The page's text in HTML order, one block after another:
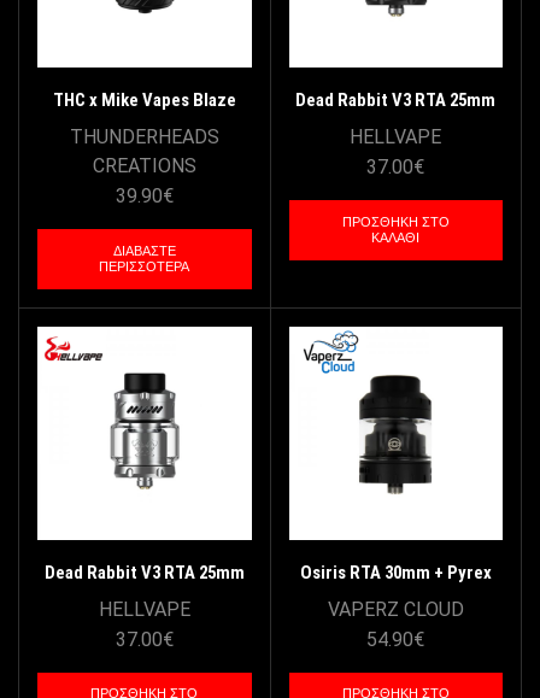
THC x Mike Vapes Blaze
Max RTA 28mm 7ml – Matt
Black
THUNDERHEADS
CREATIONS
39.90€
ΔΙΑΒΆΣΤΕ
ΠΕΡΙΣΣΌΤΕΡΑ
Dead Rabbit V3 RTA 25mm
by Hellvape – Black
HELLVAPE
37.00€
ΠΡΟΣΘΉΚΗ ΣΤΟ
ΚΑΛΆΘΙ
Dead Rabbit V3 RTA 25mm
by Hellvape – Stainless
Steel
HELLVAPE
37.00€
ΠΡΟΣΘΉΚΗ ΣΤΟ
Osiris RTA 30mm + Pyrex
Bubble by Vaperz Cloud –
Black
VAPERZ CLOUD
54.90€
ΠΡΟΣΘΉΚΗ ΣΤΟ